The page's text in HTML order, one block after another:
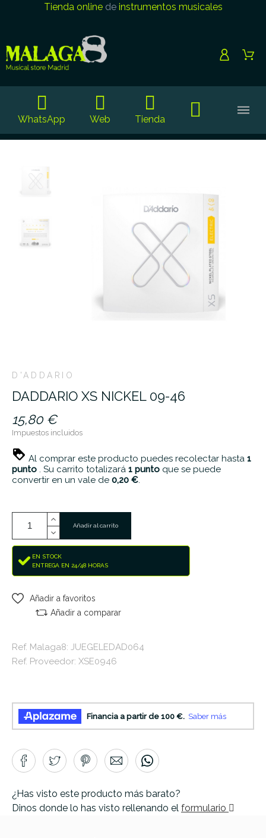
Tienda onlinede instrumentos musicales
WhatsApp Web Tienda
D'ADDARIO
DADDARIO XS NICKEL 09-46
15,80 €
Impuestos incluidos
Al comprar este producto puedes recolectar hasta 1
punto . Su carrito totalizará 1 punto que se puede
convertir en un vale de 0,20 €.
Añadir al carrito
EN STOCK
ENTREGA EN 24/48 HORAS
Añadir a favoritos
Añadir a comparar
Ref. Malaga8: JUEGELEDAD064
Ref. Proveedor: XSE0946
¿Has visto este producto más barato?
Dinos donde lo has visto rellenando el formulario